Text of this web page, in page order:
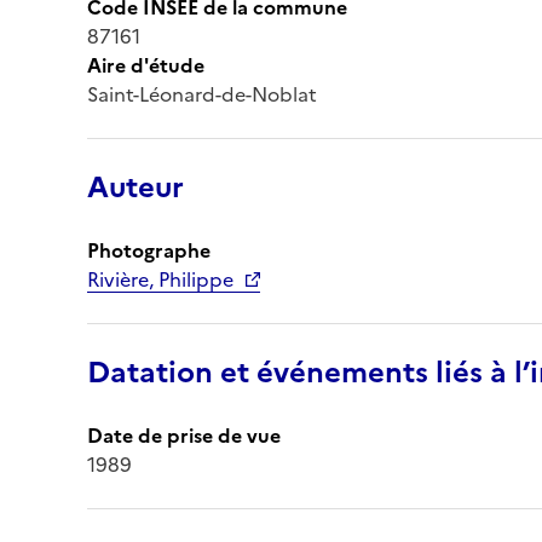
Code INSEE de la commune
87161
Aire d'étude
Saint-Léonard-de-Noblat
Auteur
Photographe
Rivière, Philippe
Datation et événements liés à
Date de prise de vue
1989